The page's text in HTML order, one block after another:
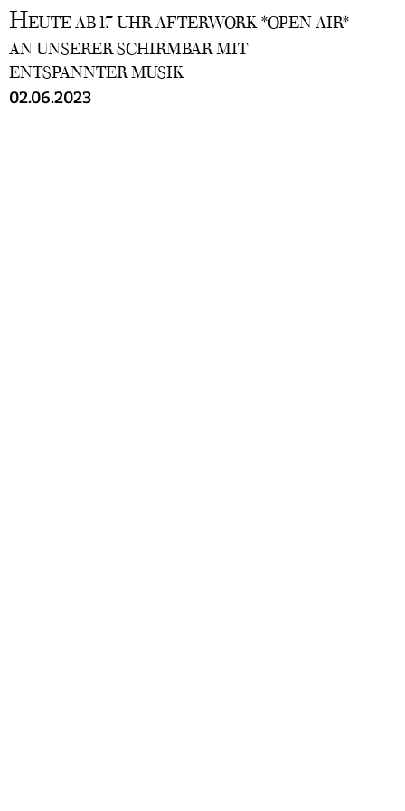
HEUTE AB 17 UHR AFTERWORK *OPEN AIR*
AN UNSERER SCHIRMBAR MIT
ENTSPANNTER MUSIK
02.06.2023